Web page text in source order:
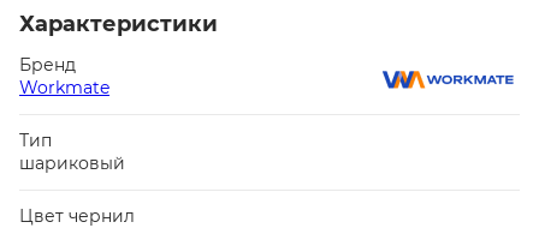
Характеристики
Бренд
Workmate
Тип
шариковый
Цвет чернил